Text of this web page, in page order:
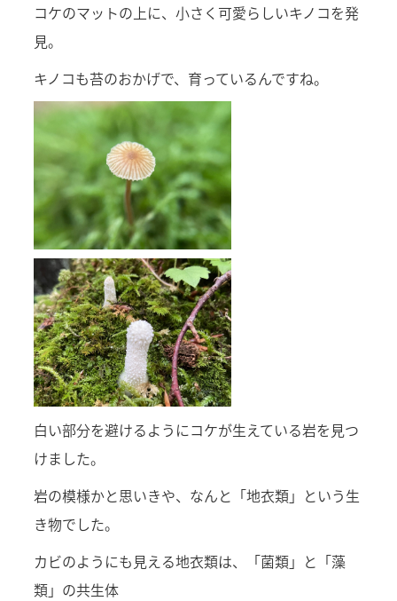
コケのマットの上に、小さく可愛らしいキノコを発
見。
キノコも苔のおかげで、育っているんですね。
白い部分を避けるようにコケが生えている岩を見つ
けました。
岩の模様かと思いきや、なんと「地衣類」という生
き物でした。
カビのようにも見える地衣類は、「菌類」と「藻
類」の共生体